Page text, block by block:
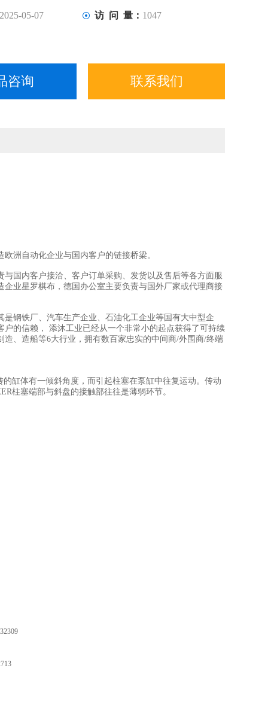
2025-05-07 访 问 量： 1047
咨询 联系我们
洲自动化企业与国内客户的链接桥梁。
国内客户接洽、客户订单采购、发货以及售后等各方面服
业星罗棋布，德国办公室主要负责与国外厂家或代理商接
钢铁厂、汽车生产企业、石油化工企业等国有大中型企
的信赖， 添沐工业已经从一个非常小的起点获得了可持续
、造船等6大行业，拥有数百家忠实的中间商/外围商/终端
缸体有一倾斜角度，而引起柱塞在泵缸中往复运动。传动
柱塞端部与斜盘的接触部往往是薄弱环节。